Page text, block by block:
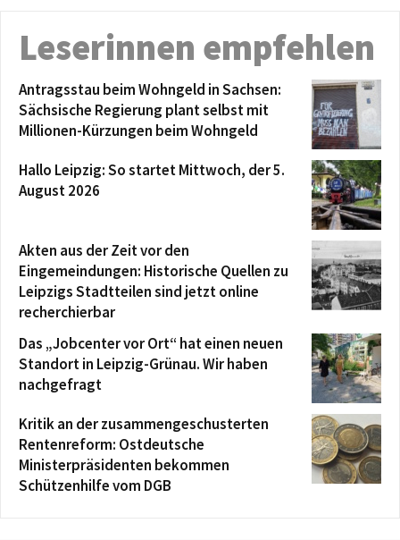
Leserinnen empfehlen
Antragsstau beim Wohngeld in Sachsen:
Sächsische Regierung plant selbst mit
Millionen-Kürzungen beim Wohngeld
Hallo Leipzig: So startet Mittwoch, der 5.
August 2026
Akten aus der Zeit vor den
Eingemeindungen: Historische Quellen zu
Leipzigs Stadtteilen sind jetzt online
recherchierbar
Das „Jobcenter vor Ort“ hat einen neuen
Standort in Leipzig-Grünau. Wir haben
nachgefragt
Kritik an der zusammengeschusterten
Rentenreform: Ostdeutsche
Ministerpräsidenten bekommen
Schützenhilfe vom DGB